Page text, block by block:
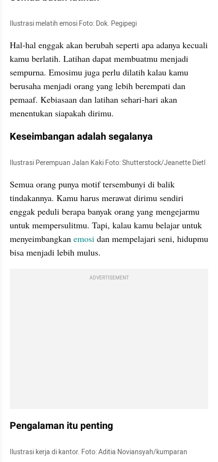
Ilustrasi melatih emosi Foto: Dok. Pegipegi
Hal-hal enggak akan berubah seperti apa adanya kecuali
kamu berlatih. Latihan dapat membuatmu menjadi
sempurna. Emosimu juga perlu dilatih kalau kamu
berusaha menjadi orang yang lebih berempati dan
pemaaf. Kebiasaan dan latihan sehari-hari akan
menentukan siapakah dirimu.
Keseimbangan adalah segalanya
Ilustrasi Perempuan Jalan Kaki Foto: Shutterstock/Jeanette Dietl
Semua orang punya motif tersembunyi di balik
tindakannya. Kamu harus merawat dirimu sendiri
enggak peduli berapa banyak orang yang mengejarmu
untuk mempersulitmu. Tapi, kalau kamu belajar untuk
menyeimbangkan emosi dan mempelajari seni, hidupmu
bisa menjadi lebih mulus.
ADVERTISEMENT
Pengalaman itu penting
Ilustrasi kerja di kantor. Foto: Aditia Noviansyah/kumparan